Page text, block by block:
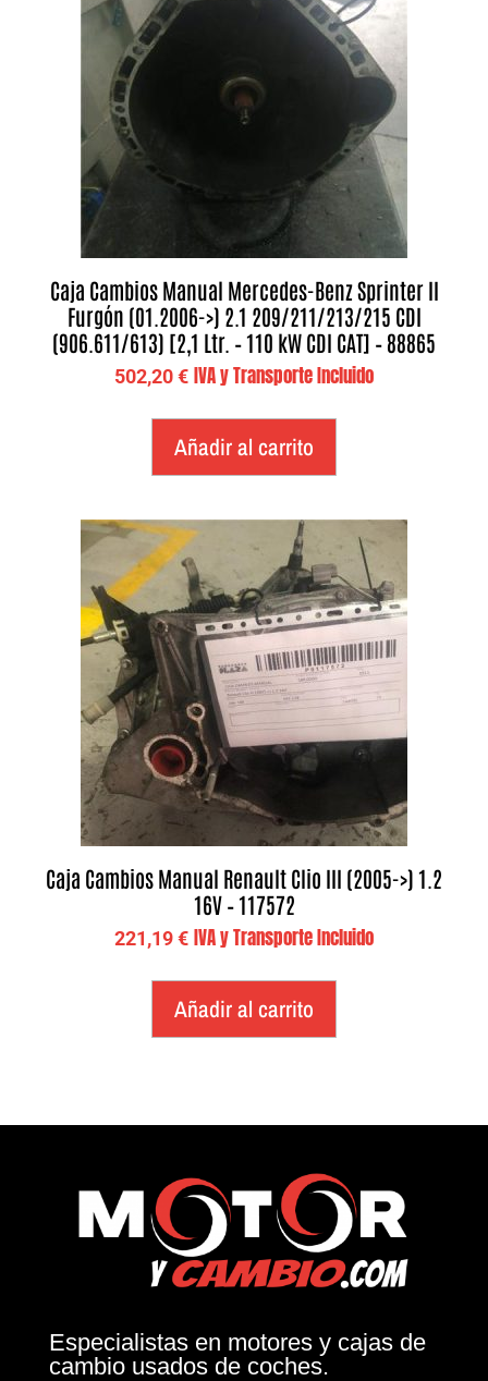
Caja Cambios Manual Mercedes-Benz Sprinter II
Furgón (01.2006->) 2.1 209/211/213/215 CDI
(906.611/613) [2,1 Ltr. – 110 kW CDI CAT] – 88865
502,20€ IVA y Transporte Incluido
Añadir al carrito
Caja Cambios Manual Renault Clio III (2005->) 1.2
16V – 117572
221,19€ IVA y Transporte Incluido
Añadir al carrito
Especialistas en motores y cajas de
cambio usados de coches.